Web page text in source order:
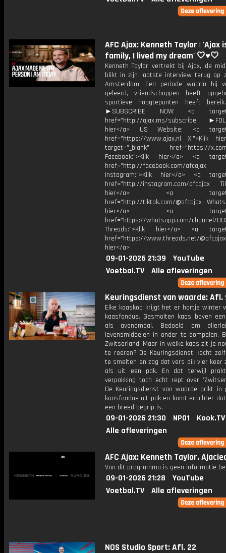
AFC Ajax: Kenneth Taylor | 'Ajax
family, I lived my dream' 🤍♥️🤍
Kenneth Taylor vertrekt bij Ajax, de
blikt in zijn laatste interview terug op
Amsterdam. Een periode waarin hij
geleerd, vriendschappen heeft
sportieve hoogtepunten heeft
►SUBSCRIBE NOW <a
href="http://ajax.ms/subscribe
hier</a> US Website: <a
href="https://www.ajax.nl X:">Klik
target="_blank" href="https://x.com/
Facebook:">Klik hier</a> <a
href="http://facebook.com/afcajax
Instagram:">Klik hier</a> <a
href="http://instagram.com/afcajax
hier</a> <a
href="http://tiktok.com/@afcajax
hier</a> <a
href="https://whatsapp.com/channel/
Threads:">Klik hier</a> <a
href="https://www.threads.net/
hier</a>
09-01-2026 21:39
YouTube
Voetbal.TV
Alle afleveringen
Keuringsdienst van waarde: Afl.
Elke kaaskop krijgt het er hartje winter
kaasfondue. Gesmolten kaas boven
als avondmaal. Bedoeld om
levensmiddelen in onder te dompelen.
Zwitserland. Maar in welke kaas zit je
te roeren? De Keuringsdienst kocht
te smelten en zag dat vers dik vier keer
als uit een pak. En dat terwijl
verpakking toch echt rept over
De Keuringsdienst van waarde prikt in
kaasfondue uit pak en komt erachter
een breed begrip is.
09-01-2026 21:30 NPO1
Kook.TV
Alle afleveringen
AFC Ajax: Kenneth Taylor,
Van dit programma is geen informatie
09-01-2026 21:28
YouTube
Voetbal.TV
Alle afleveringen
NOS Studio Sport: Afl. 22